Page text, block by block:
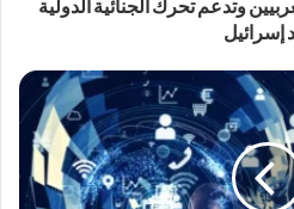
وتدعم تحرك الجنائية الدولية
إسرائيل